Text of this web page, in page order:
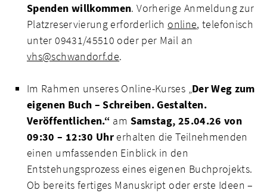
Spenden willkommen. Vorherige Anmeldung zur
Platzreservierung erforderlich online, telefonisch
unter 09431/45510 oder per Mail an
vhs@schwandorf.de.
Im Rahmen unseres Online-Kurses „Der Weg zum
eigenen Buch – Schreiben. Gestalten.
Veröffentlichen.“ am Samstag, 25.04.26 von
09:30 – 12:30 Uhr erhalten die Teilnehmenden
einen umfassenden Einblick in den
Entstehungsprozess eines eigenen Buchprojekts.
Ob bereits fertiges Manuskript oder erste Ideen –